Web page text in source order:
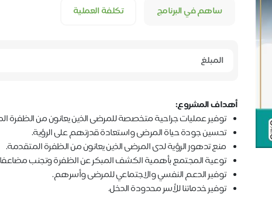
ساهم في البرنامج تكلفة العملية
أهداف المشروع:
توفير عمليات جراحية متخصصة للمرضى الذين يعانون من الظفرة
تحسين جودة حياة المرضى واستعادة قدرتهم على الرؤية.
منع تدهور الرؤية لدى المرضى الذين يعانون من الظفرة المتقدمة.
توعية المجتمع بأهمية الكشف المبكر عن الظفرة وتجنب
توفير الدعم النفسي والاجتماعي للمرضى وأسرهم.
توفير خدماتنا للأسر محدودة الدخل.